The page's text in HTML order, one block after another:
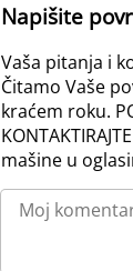
Napišite
Vaša pitanja i
Čitamo Vaše
kraćem roku.
mašine u